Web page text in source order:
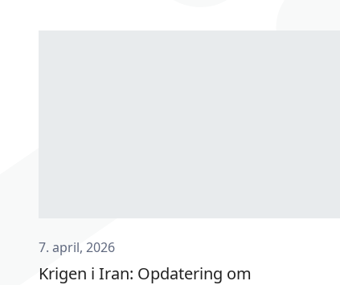
7. april, 2026
Krigen i Iran: Opdatering om